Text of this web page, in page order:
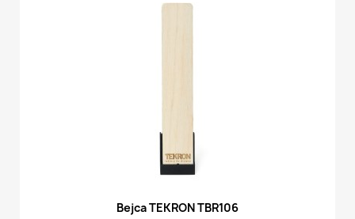
Bejca TEKRON TBR106